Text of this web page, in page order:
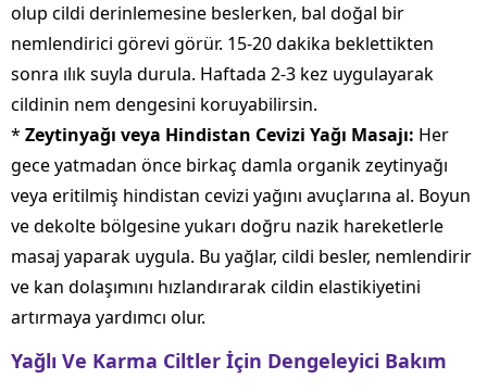
olup cildi derinlemesine beslerken, bal doğal bir
nemlendirici görevi görür. 15-20 dakika beklettikten
sonra ılık suyla durula. Haftada 2-3 kez uygulayarak
cildinin nem dengesini koruyabilirsin.
* Zeytinyağı veya Hindistan Cevizi Yağı Masajı: Her
gece yatmadan önce birkaç damla organik zeytinyağı
veya eritilmiş hindistan cevizi yağını avuçlarına al. Boyun
ve dekolte bölgesine yukarı doğru nazik hareketlerle
masaj yaparak uygula. Bu yağlar, cildi besler, nemlendirir
ve kan dolaşımını hızlandırarak cildin elastikiyetini
artırmaya yardımcı olur.
Yağlı Ve Karma Ciltler İçin Dengeleyici Bakım